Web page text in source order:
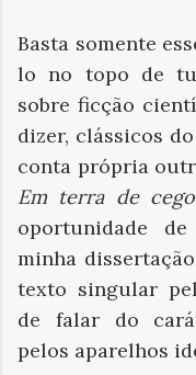
Basta somente
lo no topo de
sobre ficção
dizer, clássicos
conta própria
Em terra de cego
oportunidade
minha
texto singular
de falar do
pelos aparelhos